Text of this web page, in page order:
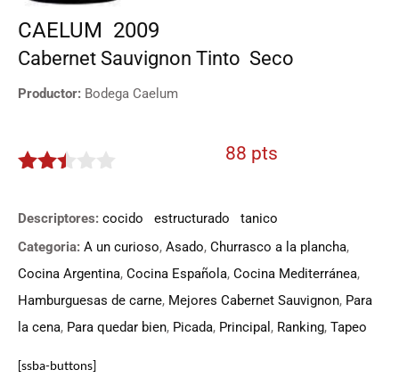
CAELUM 2009
Cabernet Sauvignon Tinto Seco
Productor: Bodega Caelum
88 pts
Descriptores: cocido estructurado
tanico
Categoria: A un curioso, Asado, Churrasco a la plancha,
Cocina Argentina, Cocina Española, Cocina Mediterránea,
Hamburguesas de carne, Mejores Cabernet Sauvignon, Para
la cena, Para quedar bien, Picada, Principal , Ranking, Tapeo
[ssba-buttons]